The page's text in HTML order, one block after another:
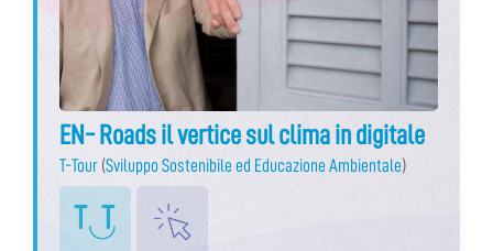
EN- Roads il vertice sul clima in digitale
T-Tour (Sviluppo Sostenibile ed Educazione Ambientale)